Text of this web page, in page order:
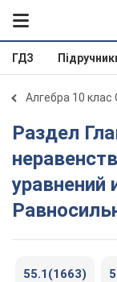
ГДЗ
Алгебра 10 клас
Раздел Глава 10. Уравнения и
уравнений
55.1(1663)